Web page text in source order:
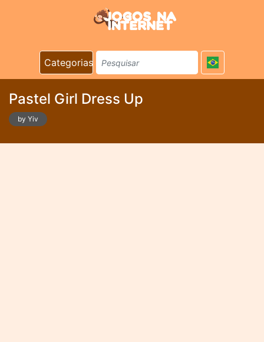
Categorias
Pastel Girl Dress Up
by Yiv